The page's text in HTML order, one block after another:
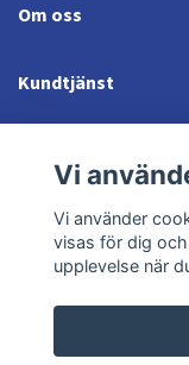
Om oss
Kundtjänst
Sociala medier
Vi
Vi använder
visas för dig
upplevelse när